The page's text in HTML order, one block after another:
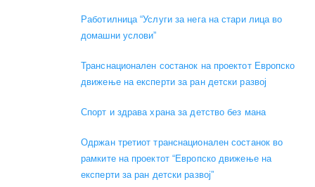
Работилница “Услуги за нега на стари лица во
домашни услови”
Транснационален состанок на проектот Европско
движење на експерти за ран детски развој
Спорт и здрава храна за детство без мана
Одржан третиот транснационален состанок во
рамките на проектот “Европско движење на
експерти за ран детски развој”